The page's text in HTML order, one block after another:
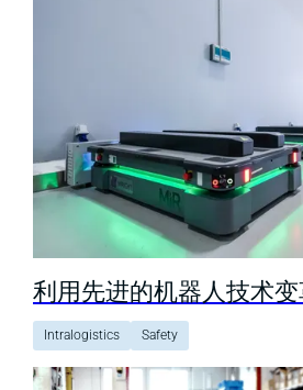
利用先进的机器人技术
Intralogistics Safety